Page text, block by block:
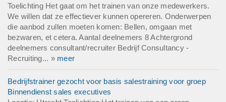
Toelichting Het gaat om het trainen van onze medewerkers.
We willen dat ze effectiever kunnen opereren. Onderwerpen
die aanbod zullen moeten komen: Bellen, omgaan met
bezwaren, et cetera. Aantal deelnemers 8 Achtergrond
deelnemers consultant/recruiter Bedrijf Consultancy -
Recruiting... » meer
Bedrijfstrainer gezocht voor basis salestraining voor groep
Binnendienst sales executives